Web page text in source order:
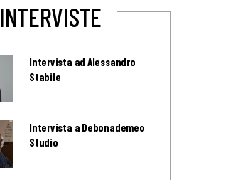
INTERVISTE
Intervista ad Alessandro
Stabile
Intervista a Debonademeo
Studio